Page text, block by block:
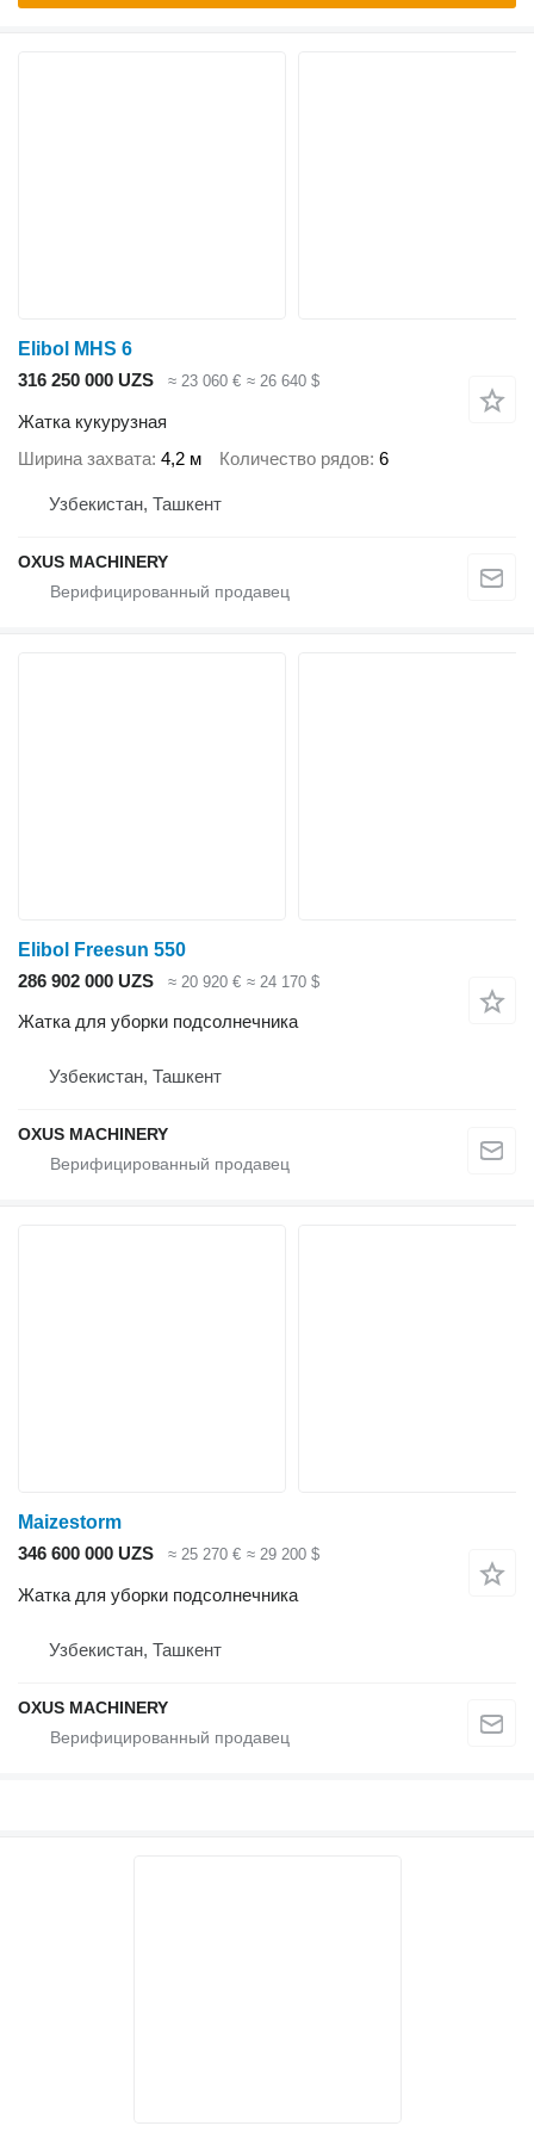
Elibol MHS 6
316 250 000 UZS
≈ 23 060 € ≈ 26 640 $
Жатка кукурузная
Ширина захвата 4,2 м Количество рядов 6
Узбекистан, Ташкент
OXUS MACHINERY
Elibol Freesun 550
286 902 000 UZS
≈ 20 920 € ≈ 24 170 $
Жатка для уборки подсолнечника
Узбекистан, Ташкент
OXUS MACHINERY
Maizestorm
346 600 000 UZS
≈ 25 270 € ≈ 29 200 $
Жатка для уборки подсолнечника
Узбекистан, Ташкент
OXUS MACHINERY